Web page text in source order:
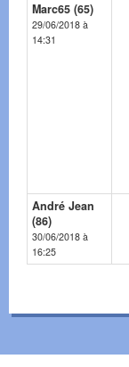
Marc65 (65)
29/06/2018 à
14:31
André Jean
(86)
30/06/2018 à
16:25